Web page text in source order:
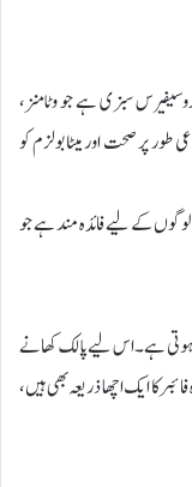
سبزی ہے جو وٹامنز،
طور پر صحت اور میٹابولزم کو
کے لیے فائدہ مند ہے جو
ہوتی ہے۔ اس لیے پالک کھانے
کا ایک اچھا ذریعہ بھی ہیں،